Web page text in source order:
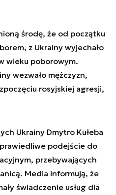
środę, że od początku
z Ukrainy wyjechało
wieku poborowym.
wezwało mężczyzn,
rosyjskiej agresji,
Ukrainy Dmytro Kułeba
podejście do
przebywających
Media informują, że
świadczenie usług dla